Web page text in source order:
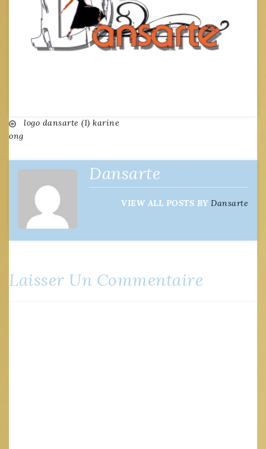
Navigation
de
l’article
logo dansarte (1) karine
ong
Dansarte
VIEW ALL POSTS BY Dansarte
Laisser Un Commentaire